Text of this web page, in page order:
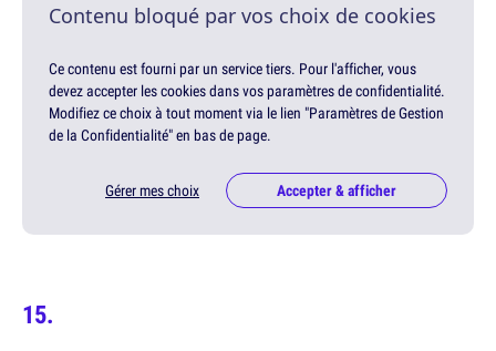
Contenu bloqué par vos choix de cookies
Ce contenu est fourni par un service tiers. Pour l'afficher, vous
devez accepter les cookies dans vos paramètres de confidentialité.
Modifiez ce choix à tout moment via le lien "Paramètres de Gestion
de la Confidentialité" en bas de page.
Gérer mes choix Accepter & afficher